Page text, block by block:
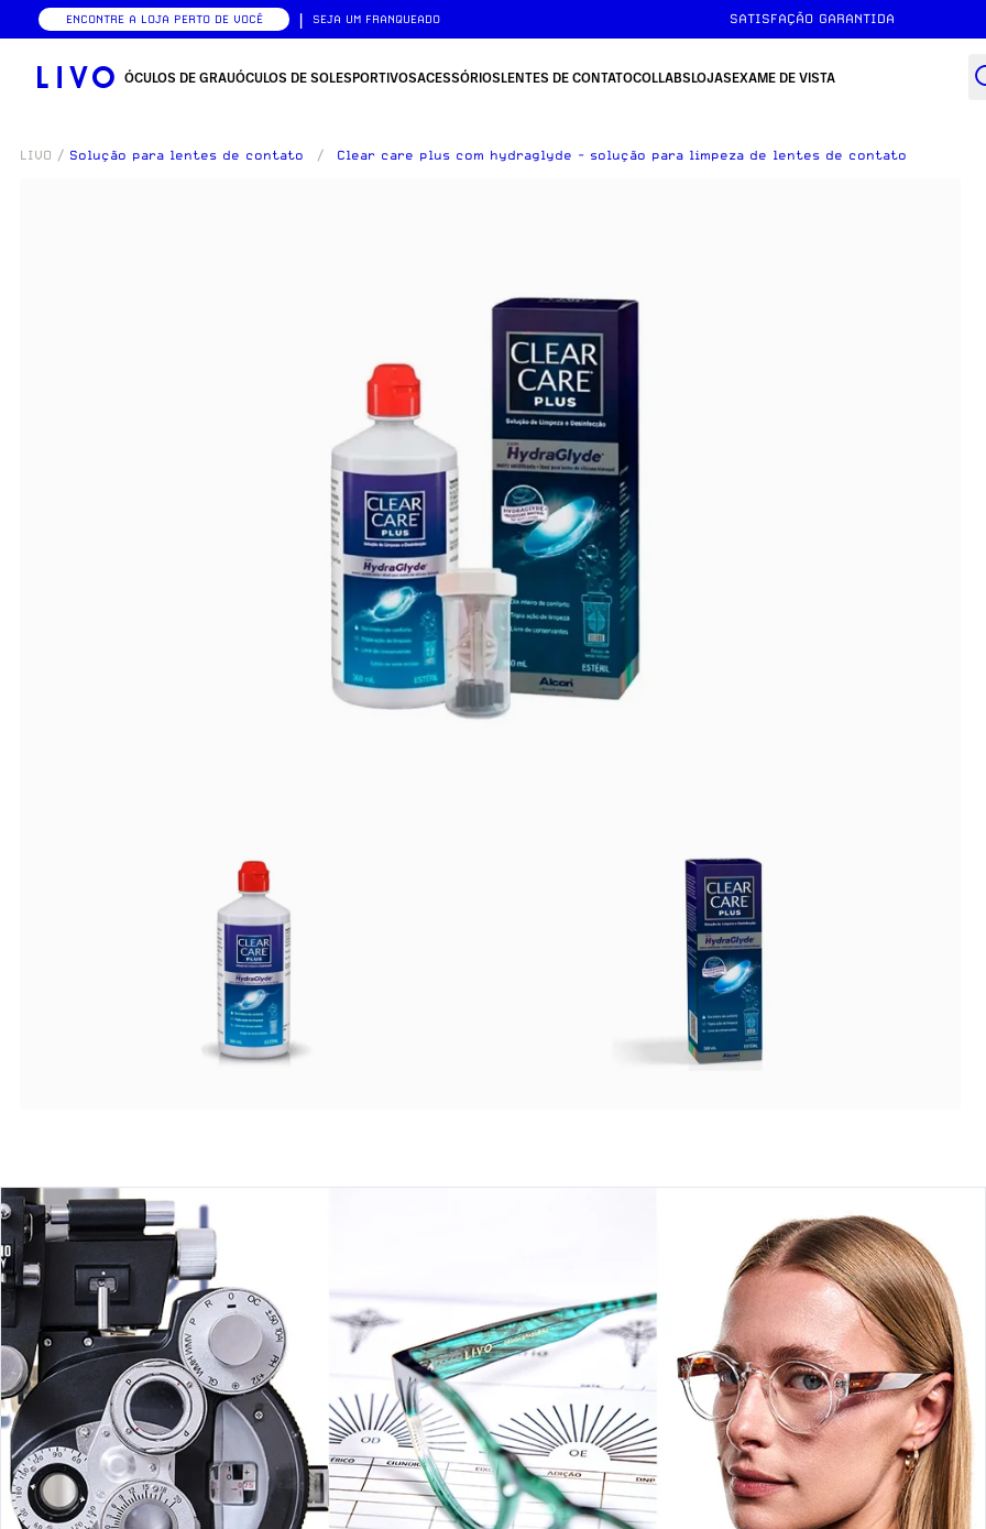
ENCONTRE A LOJA PERTO DE VOCÊ | SEJA UM FRANQUEADO SATISFAÇÃO GARANTIDA
ÓCULOS DE GRAUÓCULOS DE SOLESPORTIVOSACESSÓRIOSLENTES DE CONTATOCOLLABSLOJASEXAME DE VISTA
LIVO / Solução para lentes de contato / Clear care plus com hydraglyde - solução para limpeza de lentes de contato